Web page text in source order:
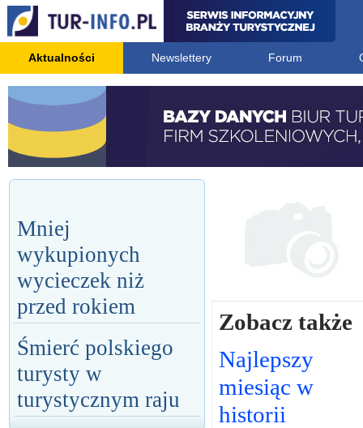
Aktualności Newslettery Forum
Mniej
wykupionych
wycieczek niż
przed rokiem
Śmierć polskiego
turysty w
turystycznym raju
Zobacz także
Najlepszy
miesiąc w
historii